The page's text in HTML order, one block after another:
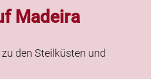
Madeira
den Steilküsten und